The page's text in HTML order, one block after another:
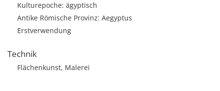
Kulturepoche: ägyptisch
Antike Römische Provinz: Aegyptus
Erstverwendung
Technik
Flächenkunst, Malerei